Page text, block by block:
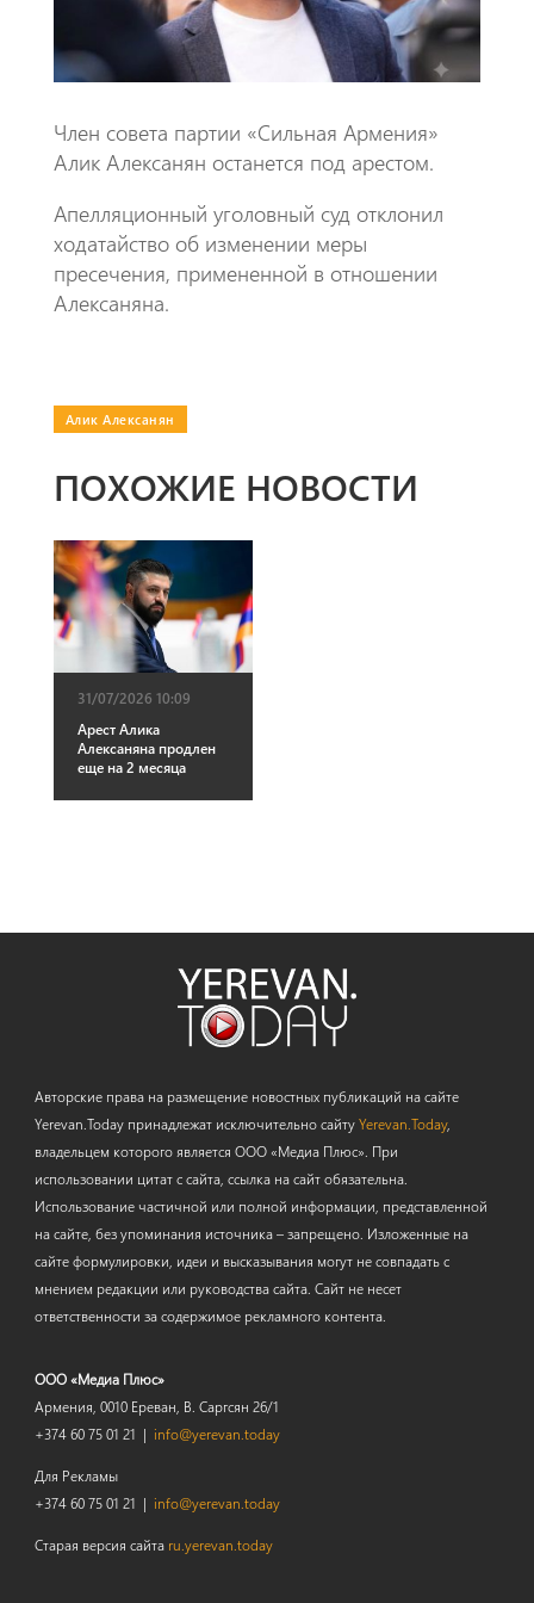
p
Член совета партии «Сильная Армения»
Алик Алексанян останется под арестом.
Апелляционный уголовный суд отклонил
ходатайство об изменении меры
пресечения, примененной в отношении
Алексаняна.
Алик Алексанян
ПОХОЖИЕ НОВОСТИ
31/07/2026 10:09
Арест Алика
Алексаняна продлен
еще на 2 месяца
Авторские права на размещение новостных публикаций на сайте
Yerevan.Today принадлежат исключительно сайтуYerevan.Today,
владельцем которого является ООО «Медиа Плюс». При
использовании цитат с сайта, ссылка на сайт обязательна.
Использование частичной или полной информации, представленной
на сайте, без упоминания источника – запрещено. Изложенные на
сайте формулировки, идеи и высказывания могут не совпадать с
мнением редакции или руководства сайта. Сайт не несет
ответственности за содержимое рекламного контента.
ООО «Медиа Плюс»
Армения, 0010 Ереван, В. Саргсян 26/1
+374 60 75 01 21 | info@yerevan.today
Для Рекламы
+374 60 75 01 21 | info@yerevan.today
Старая версия сайта ru.yerevan.today